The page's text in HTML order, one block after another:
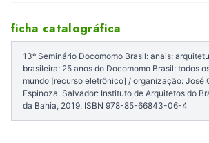
ficha catalográfica
13º Seminário Docomomo Brasil: anais:
brasileira: 25 anos do Docomomo Brasil: todos
mundo [recurso eletrônico] / organização: José
Espinoza. Salvador: Instituto de Arquitetos do
da Bahia, 2019. ISBN 978-85-66843-06-4